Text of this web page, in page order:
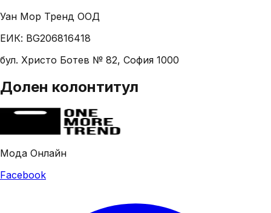
Уан Мор Тренд ООД
ЕИК: BG206816418
бул. Христо Ботев № 82, София 1000
Долен колонтитул
Мода Онлайн
Facebook